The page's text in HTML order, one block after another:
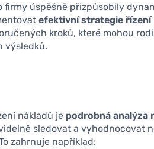
úspěšně přizpůsobily
efektivní strategie řízení
kroků, které mohou
výsledků.
nákladů je podrobná analýza
sledovat a vyhodnocovat
zahrnuje například: